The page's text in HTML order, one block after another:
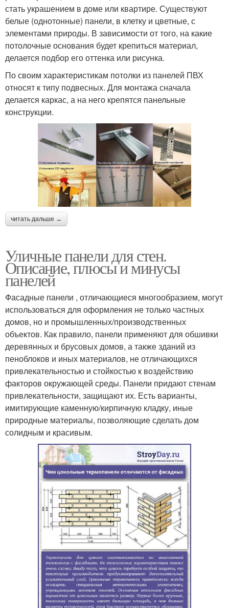
стать украшением в доме или квартире. Существуют
белые (однотонные) панели, в клетку и цветные, с
элементами природы. В зависимости от того, на какие
потолочные основания будет крепиться материал,
делается подбор его оттенка или рисунка.
По своим характеристикам потолки из панелей ПВХ
относят к типу подвесных. Для монтажа сначала
делается каркас, а на него крепятся панельные
конструкции.
читать дальше →
Уличные панели для стен.
Описание, плюсы и минусы
панелей
Фасадные панели , отличающиеся многообразием, могут
использоваться для оформления не только частных
домов, но и промышленных/производственных
объектов. Как правило, панели применяют для обшивки
деревянных и брусовых домов, а также зданий из
пеноблоков и иных материалов, не отличающихся
привлекательностью и стойкостью к воздействию
факторов окружающей среды. Панели придают стенам
привлекательности, защищают их. Есть варианты,
имитирующие каменную/кирпичную кладку, иные
природные материалы, позволяющие сделать дом
солидным и красивым.